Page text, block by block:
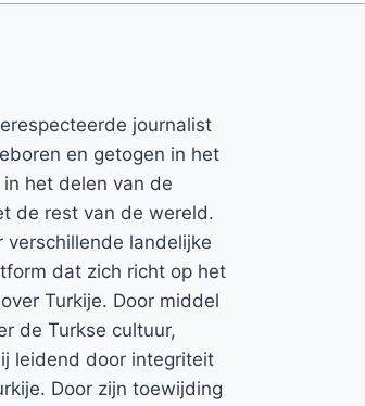
journalist
en getogen in het
het delen van de
de rest van de wereld.
verschillende landelijke
dat zich richt op het
Turkije. Door middel
de Turkse cultuur,
leidend door integriteit
Door zijn toewijding